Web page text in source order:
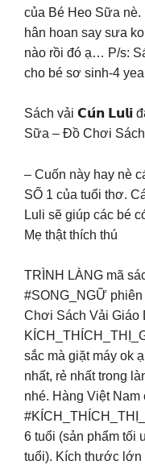
của Bé Heo Sữa
hân hoan say sưa
nào rồi đó ạ… P/s:
cho bé sơ sinh-4
Sách vải 𝗖𝘂́𝗻 𝗟𝘂𝗹𝗶
Sữa – Đồ Chơi
– Cuốn này hay nè
SỐ 1 của tuổi thơ.
Luli sẽ giúp các bé
Mẹ thật thích thú
TRÌNH LÀNG mã
#SONG_NGỮ
Chơi Sách Vải Giáo
sắc mà giặt máy ok
nhất, rẻ nhất trong
nhé. Hàng Việt
6 tuổi (sản phẩm tối
tuổi). Kích thước lớn